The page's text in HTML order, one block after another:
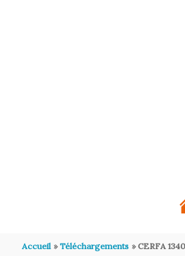
Accueil Téléchargements CERFA